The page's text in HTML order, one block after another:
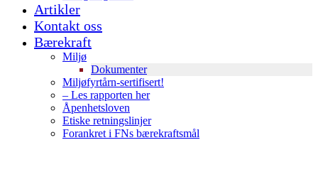
Artikler
Kontakt oss
Bærekraft
Miljø
Dokumenter
Miljøfyrtårn-sertifisert!
– Les rapporten her
Åpenhetsloven
Etiske retningslinjer
Forankret i FNs bærekraftsmål